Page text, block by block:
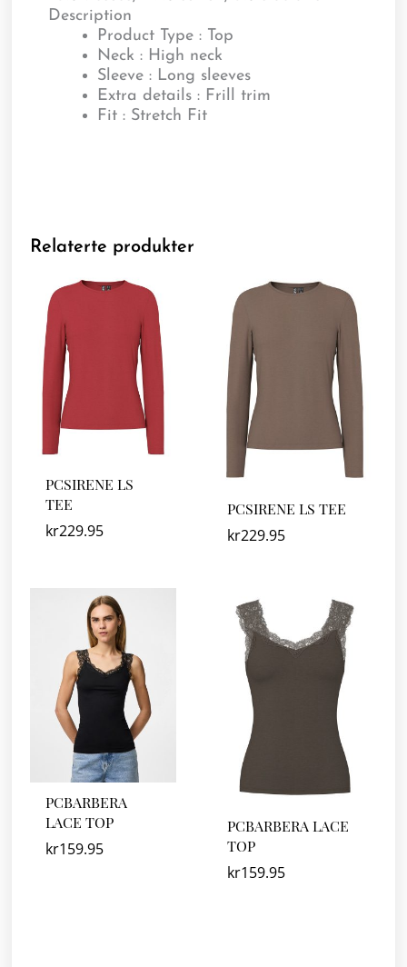
Description
Product Type : Top
Neck : High neck
Sleeve : Long sleeves
Extra details : Frill trim
Fit : Stretch Fit
Relaterte produkter
PCSIRENE LS
TEE
kr229.95
PCSIRENE LS TEE
kr229.95
PCBARBERA
LACE TOP
kr159.95
PCBARBERA LACE
TOP
kr159.95